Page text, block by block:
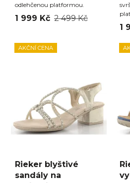
odlehčenou platformou.
1 999 Kč 2 499 Kč
1
AKČNÍ CENA
Rieker blyštivé
sandály na